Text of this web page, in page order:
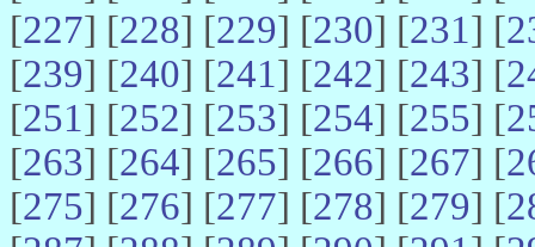
[227] [228] [229] [230] [231] [
[239] [240] [241] [242] [243] [
[251] [252] [253] [254] [255] [
[263] [264] [265] [266] [267] [
[275] [276] [277] [278] [279] [